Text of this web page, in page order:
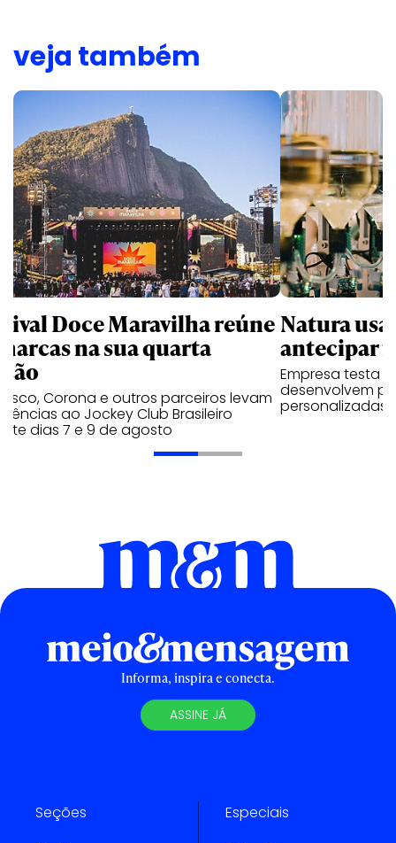
veja também
Doce Maravilha reúne
na sua quarta
Corona e outros parceiros levam
ao Jockey Club Brasileiro
dias 7 e 9 de agosto
Natura
antecipar
Empresa testa
desenvolvem
personalizadas
Informa, inspira e conecta.
ASSINE JÁ
Seções Especiais